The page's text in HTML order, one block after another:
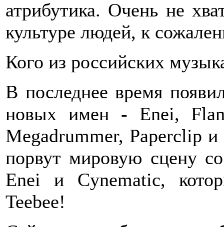
атрибутика. Очень не
культуре людей, к
Кого из российских
В последнее время
новых имен - Enei,
Megadrummer, Paperclip
порвут мировую сцену
Enei и Cynematic,
Teebee!